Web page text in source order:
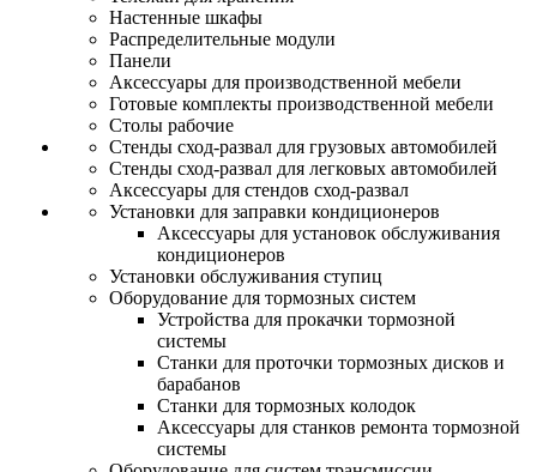
Настенные шкафы
Распределительные модули
Панели
Аксессуары для производственной мебели
Готовые комплекты производственной мебели
Столы рабочие
Стенды сход-развал для грузовых автомобилей
Стенды сход-развал для легковых автомобилей
Аксессуары для стендов сход-развал
Установки для заправки кондиционеров
Аксессуары для установок обслуживания
кондиционеров
Установки обслуживания ступиц
Оборудование для тормозных систем
Устройства для прокачки тормозной
системы
Станки для проточки тормозных дисков и
барабанов
Станки для тормозных колодок
Аксессуары для станков ремонта тормозной
системы